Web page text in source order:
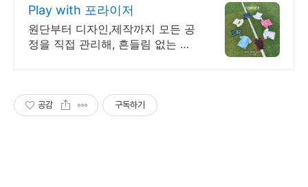
Play with 포라이저
원단부터 디자인,제작까지 모든 공
정을 직접 관리해, 흔들림 없는 퀄
공감 구독하기